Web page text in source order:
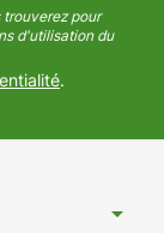
trouverez pour
d'utilisation du
.
arrow_drop_down